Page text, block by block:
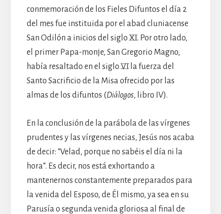
conmemoración de los Fieles Difuntos el día 2
del mes fue instituida por el abad cluniacense
San Odilón a inicios del siglo XI. Por otro lado,
el primer Papa-monje, San Gregorio Magno,
había resaltado en el siglo VI la fuerza del
Santo Sacrificio de la Misa ofrecido por las
almas de los difuntos (Diálogos, libro IV).
En la conclusión de la parábola de las vírgenes
prudentes y las vírgenes necias, Jesús nos acaba
de decir: “Velad, porque no sabéis el día ni la
hora”. Es decir, nos está exhortando a
mantenernos constantemente preparados para
la venida del Esposo, de Él mismo, ya sea en su
Parusía o segunda venida gloriosa al final de